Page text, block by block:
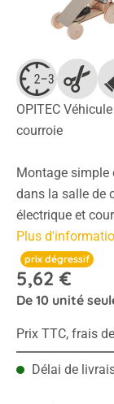
OPITEC
courroie
Montage simple
dans la salle de
électrique et
Plus
prix dégressif
5,62 €
De 10 unité
Prix TTC, frais
Délai de